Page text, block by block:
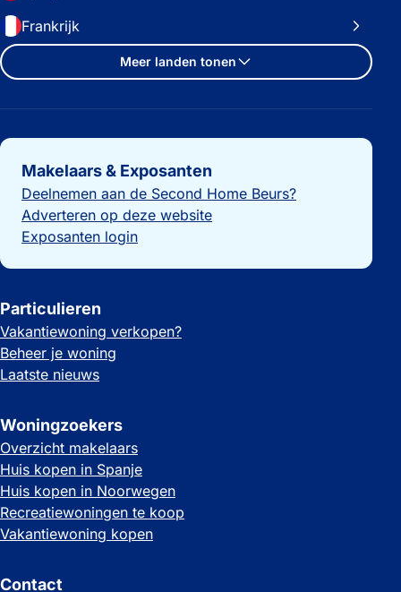
Frankrijk
Meer landen tonen
Belangrijke links
Makelaars & Exposanten
Deelnemen aan de Second Home Beurs?
Adverteren op deze website
Exposanten login
Particulieren
Vakantiewoning verkopen?
Beheer je woning
Laatste nieuws
Woningzoekers
Overzicht makelaars
Huis kopen in Spanje
Huis kopen in Noorwegen
Recreatiewoningen te koop
Vakantiewoning kopen
Contact